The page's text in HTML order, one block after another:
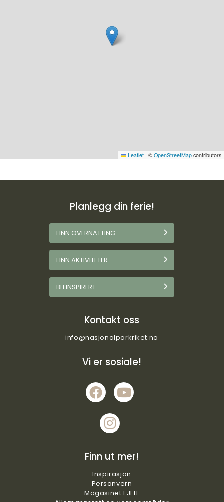
Leaflet | © OpenStreetMap contributors
Planlegg din ferie!
FINN OVERNATTING
FINN AKTIVITETER
BLI INSPIRERT
Kontakt oss
info@nasjonalparkriket.no
Vi er sosiale!
Finn ut mer!
Inspirasjon
Personvern
Magasinet FJELL